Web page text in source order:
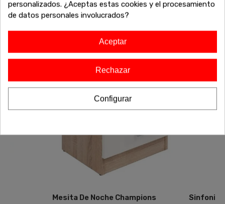
exclusivos antes de que se agoten!
Mesita De Noche Champions Sinfonier 6 Cajones
personalizados. ¿Aceptas estas cookies y el procesamiento
de datos personales involucrados?
Aceptar
Rechazar
Configurar